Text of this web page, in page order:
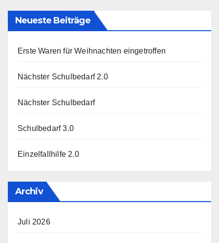
Neueste Beiträge
Erste Waren für Weihnachten eingetroffen
Nächster Schulbedarf 2.0
Nächster Schulbedarf
Schulbedarf 3.0
Einzelfallhilfe 2.0
Archiv
Juli 2026